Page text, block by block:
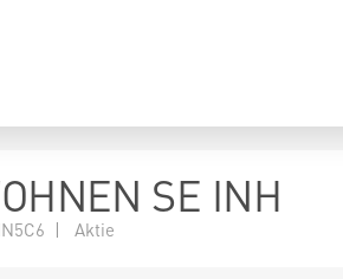
SE INH
| Aktie